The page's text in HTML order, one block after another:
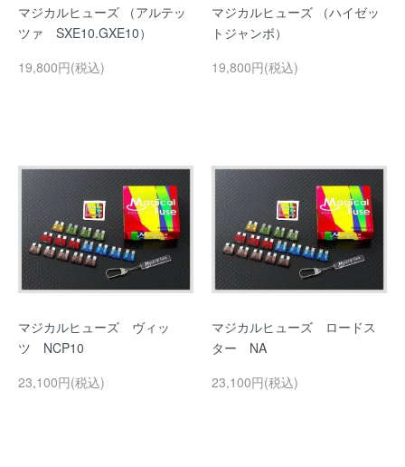
マジカルヒューズ （アルテッ
ツァ SXE10.GXE10）
19,800円(税込)
マジカルヒューズ （ハイゼッ
トジャンボ）
19,800円(税込)
マジカルヒューズ ヴィッ
ツ NCP10
23,100円(税込)
マジカルヒューズ ロードス
ター NA
23,100円(税込)